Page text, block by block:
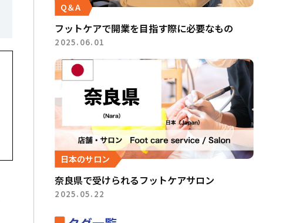
Q＆A
フットケアで開業を目指す際に必要なもの
2025.06.01
日本のサロン
奈良県で受けられるフットケアサロン
2025.05.22